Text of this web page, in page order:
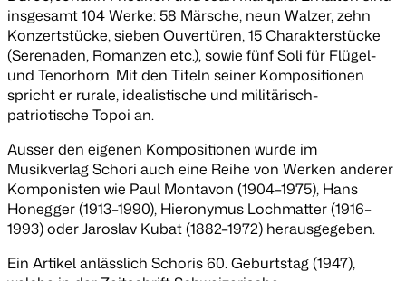
insgesamt 104 Werke: 58 Märsche, neun Walzer, zehn
Konzertstücke, sieben Ouvertüren, 15 Charakterstücke
(Serenaden, Romanzen etc.), sowie fünf Soli für Flügel-
und Tenorhorn. Mit den Titeln seiner Kompositionen
spricht er rurale, idealistische und militärisch-
patriotische Topoi an.
Ausser den eigenen Kompositionen wurde im
Musikverlag Schori auch eine Reihe von Werken anderer
Komponisten wie Paul Montavon (1904–1975), Hans
Honegger (1913–1990), Hieronymus Lochmatter (1916–
1993) oder Jaroslav Kubat (1882–1972) herausgegeben.
Ein Artikel anlässlich Schoris 60. Geburtstag (1947),